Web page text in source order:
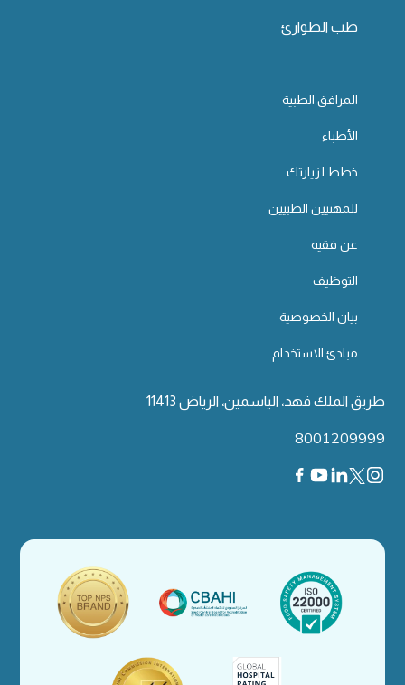
طب الطوارئ
المرافق الطبية
الأطباء
خطط لزيارتك
للمهنيين الطبيين
عن فقيه
التوظيف
بيان الخصوصية
مبادئ الاستخدام
طريق الملك فهد، الياسمين، الرياض 11413
8001209999